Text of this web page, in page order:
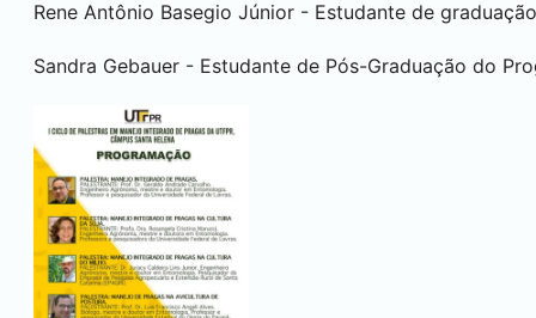
Rene Antônio Basegio Júnior - Estudante de
Sandra Gebauer - Estudante de Pós-Graduação do